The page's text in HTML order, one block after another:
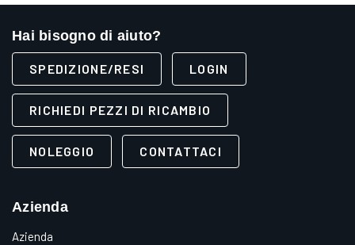
Hai bisogno di aiuto?
SPEDIZIONE/RESI LOGIN
RICHIEDI PEZZI DI RICAMBIO
NOLEGGIO CONTATTACI
Azienda
Azienda